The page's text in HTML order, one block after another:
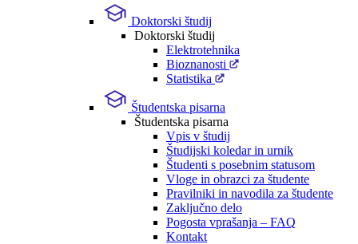
Doktorski študij
Doktorski študij
Elektrotehnika
Bioznanosti
Statistika
Študentska pisarna
Študentska pisarna
Vpis v študij
Študijski koledar in urnik
Študenti s posebnim statusom
Vloge in obrazci za študente
Pravilniki in navodila za študente
Zaključno delo
Pogosta vprašanja – FAQ
Kontakt